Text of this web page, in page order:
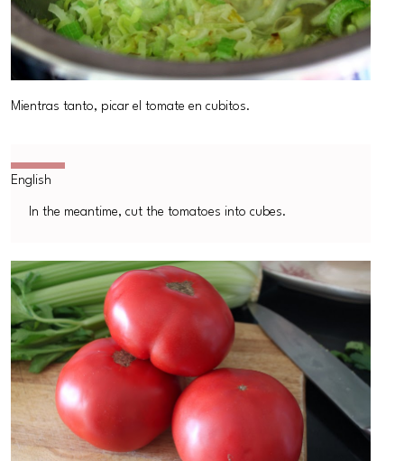
Mientras tanto, picar el tomate en cubitos.
In the meantime, cut the tomatoes into cubes.